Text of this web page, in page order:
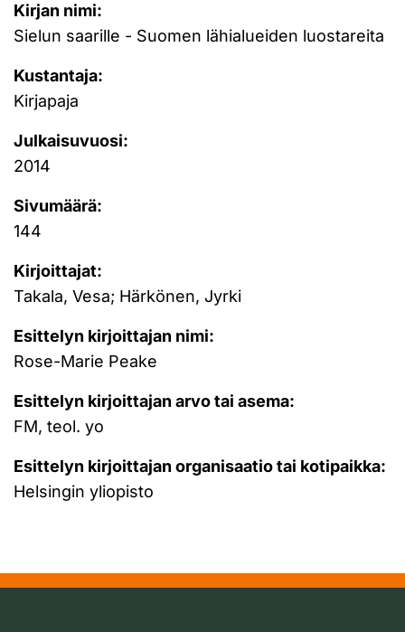
Kirjan nimi:
Sielun saarille - Suomen lähialueiden luostareita
Kustantaja:
Kirjapaja
Julkaisuvuosi:
2014
Sivumäärä:
144
Kirjoittajat:
Takala, Vesa; Härkönen, Jyrki
Esittelyn kirjoittajan nimi:
Rose-Marie Peake
Esittelyn kirjoittajan arvo tai asema:
FM, teol. yo
Esittelyn kirjoittajan organisaatio tai kotipaikka:
Helsingin yliopisto